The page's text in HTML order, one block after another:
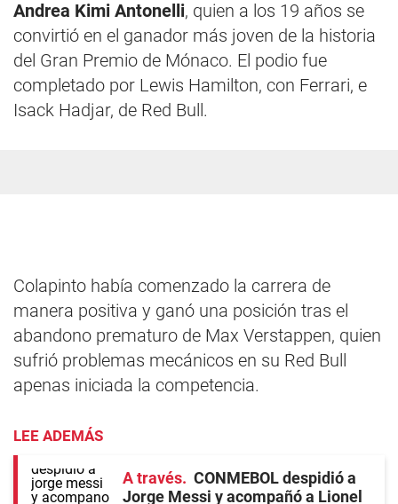
Andrea Kimi Antonelli, quien a los 19 años se
convirtió en el ganador más joven de la historia
del Gran Premio de Mónaco. El podio fue
completado por Lewis Hamilton, con Ferrari, e
Isack Hadjar, de Red Bull.
Colapinto había comenzado la carrera de
manera positiva y ganó una posición tras el
abandono prematuro de Max Verstappen, quien
sufrió problemas mecánicos en su Red Bull
apenas iniciada la competencia.
LEE ADEMÁS
A través
CONMEBOL despidió a
Jorge Messi y acompañó a Lionel